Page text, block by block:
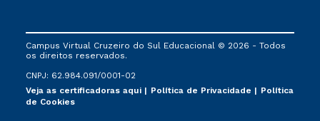
Campus Virtual Cruzeiro do Sul Educacional © 2026 - Todos
os direitos reservados.
CNPJ: 62.984.091/0001-02
Veja as certificadoras aqui
Política de Privacidade
Política
de Cookies